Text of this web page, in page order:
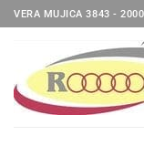
Saltar
al
VERA MUJICA 3843 -